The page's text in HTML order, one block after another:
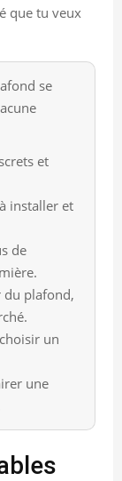
que tu veux
se
et
installer et
de
du plafond,
un
une